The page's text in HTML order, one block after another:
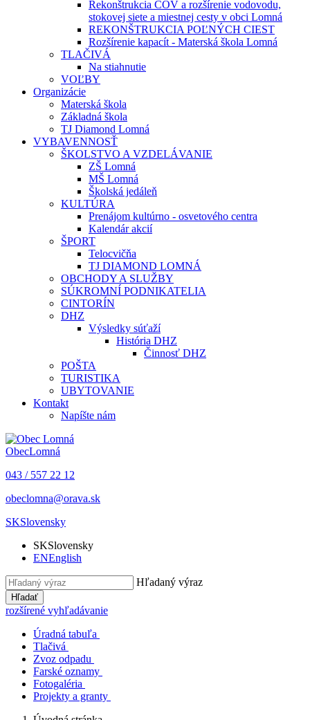
Rekonštrukcia ČOV a rozšírenie vodovodu,
stokovej siete a miestnej cesty v obci Lomná
REKONŠTRUKCIA POĽNÝCH CIEST
Rozšírenie kapacít - Materská škola Lomná
TLAČIVÁ
Na stiahnutie
VOĽBY
Organizácie
Materská škola
Základná škola
TJ Diamond Lomná
VYBAVENNOSŤ
ŠKOLSTVO A VZDELÁVANIE
ZŠ Lomná
MŠ Lomná
Školská jedáleň
KULTÚRA
Prenájom kultúrno - osvetového centra
Kalendár akcií
ŠPORT
Telocvičňa
TJ DIAMOND LOMNÁ
OBCHODY A SLUŽBY
SÚKROMNÍ PODNIKATELIA
CINTORÍN
DHZ
Výsledky súťaží
História DHZ
Činnosť DHZ
POŠTA
TURISTIKA
UBYTOVANIE
Kontakt
Napíšte nám
ObecLomná
043 / 557 22 12
obeclomna@orava.sk
SKSlovensky
SKSlovensky
ENEnglish
Hľadaný výraz
Hľadať
rozšírené vyhľadávanie
Úradná tabuľa
Tlačivá
Zvoz odpadu
Farské oznamy
Fotogaléria
Projekty a granty